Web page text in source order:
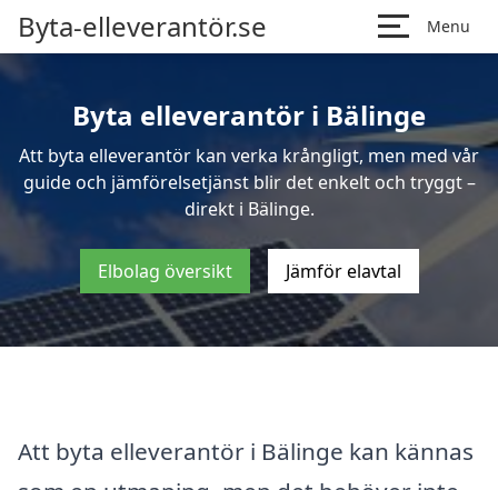
Byta-elleverantör.se Menu
Byta elleverantör i Bälinge
Att byta elleverantör kan verka krångligt, men med vår
guide och jämförelsetjänst blir det enkelt och tryggt –
direkt i Bälinge.
Elbolag översikt Jämför elavtal
Att byta elleverantör i Bälinge kan kännas